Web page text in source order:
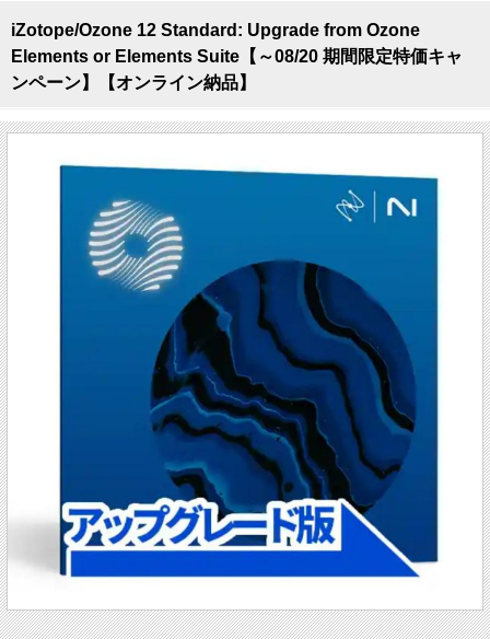
iZotope/Ozone 12 Standard: Upgrade from Ozone
Elements or Elements Suite【～08/20 期間限定特価キャ
ンペーン】【オンライン納品】